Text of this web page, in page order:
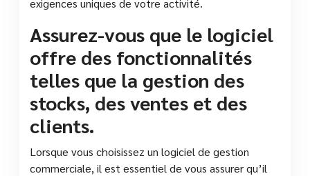
exigences uniques de votre activité.
Assurez-vous que le logiciel
offre des fonctionnalités
telles que la gestion des
stocks, des ventes et des
clients.
Lorsque vous choisissez un logiciel de gestion
commerciale, il est essentiel de vous assurer qu’il